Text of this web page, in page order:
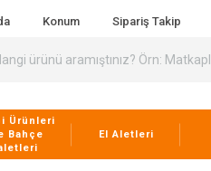
Konum Sipariş Takip
Ürünleri
Bahçe
El Aletleri